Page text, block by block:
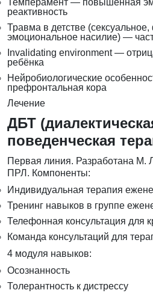
Темперамент — повышенная
реактивность
Травма в детстве (сексуальное,
эмоциональное насилие) —
Invalidating environment —
ребёнка
Нейробиологические
префронтальная кора
Лечение
ДБТ
поведенческая
Первая линия. Разработана М.
ПРЛ. Компоненты:
Индивидуальная терапия
Тренинг навыков в группе
Телефонная консультация для
Команда консультаций для
4 модуля навыков:
Осознанность
Толерантность к дистрессу